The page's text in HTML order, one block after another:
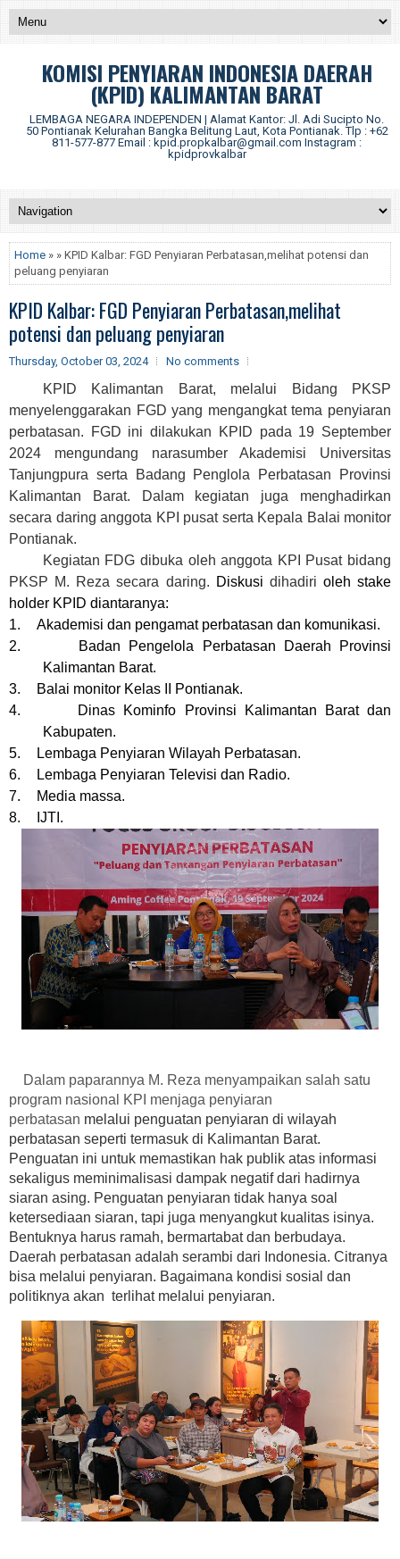
KOMISI PENYIARAN INDONESIA DAERAH
(KPID) KALIMANTAN BARAT
LEMBAGA NEGARA INDEPENDEN | Alamat Kantor: Jl. Adi Sucipto No.
50 Pontianak Kelurahan Bangka Belitung Laut, Kota Pontianak. Tlp : +62
811-577-877 Email : kpid.propkalbar@gmail.com Instagram :
kpidprovkalbar
Home » » KPID Kalbar: FGD Penyiaran Perbatasan,melihat potensi dan
peluang penyiaran
KPID Kalbar: FGD Penyiaran Perbatasan,melihat
potensi dan peluang penyiaran
Thursday, October 03, 2024 No comments
KPID Kalimantan Barat, melalui Bidang PKSP
menyelenggarakan FGD yang mengangkat tema penyiaran
perbatasan. FGD ini dilakukan KPID pada 19 September
2024 mengundang narasumber Akademisi Universitas
Tanjungpura serta Badang Penglola Perbatasan Provinsi
Kalimantan Barat. Dalam kegiatan juga menghadirkan
secara daring anggota KPI pusat serta Kepala Balai monitor
Pontianak.
Kegiatan FDG dibuka oleh anggota KPI Pusat bidang
PKSP M. Reza secara daring. Diskusi dihadiri oleh stake
holder KPID diantaranya:
1.
Akademisi dan pengamat perbatasan dan komunikasi.
2.
Badan Pengelola Perbatasan Daerah Provinsi
Kalimantan Barat.
3.
Balai monitor Kelas II Pontianak.
4.
Dinas Kominfo Provinsi Kalimantan Barat dan
Kabupaten.
5.
Lembaga Penyiaran Wilayah Perbatasan.
6.
Lembaga Penyiaran Televisi dan Radio.
7.
Media massa.
8.
IJTI.
Dalam paparannya M. Reza menyampaikan salah satu
program nasional KPI menjaga penyiaran
perbatasan melalui penguatan penyiaran di wilayah
perbatasan seperti termasuk di Kalimantan Barat.
Penguatan ini untuk memastikan hak publik atas informasi
sekaligus meminimalisasi dampak negatif dari hadirnya
siaran asing. Penguatan penyiaran tidak hanya soal
ketersediaan siaran, tapi juga menyangkut kualitas isinya.
Bentuknya harus ramah, bermartabat dan berbudaya.
Daerah perbatasan adalah serambi dari Indonesia. Citranya
bisa melalui penyiaran. Bagaimana kondisi sosial dan
politiknya akan terlihat melalui penyiaran.